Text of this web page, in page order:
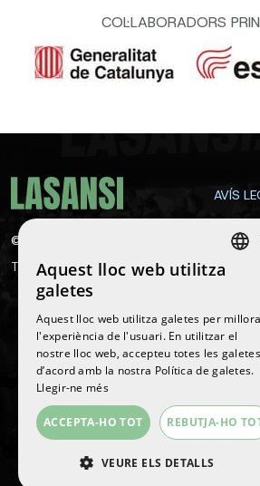
COL·LABORADORS
©
Tots els drets reservats
AVÍS
Segueix-nos
Aquest lloc web utilitza
galetes
Aquest lloc web utilitza galetes per
l'experiència de l'usuari. En utilitzar el
nostre lloc web, accepteu totes les galetes
d’acord amb la nostra Política de galetes.
Llegir-ne més
ACCEPTA-HO TOT REBUTJA-HO
VEURE ELS DETALLS